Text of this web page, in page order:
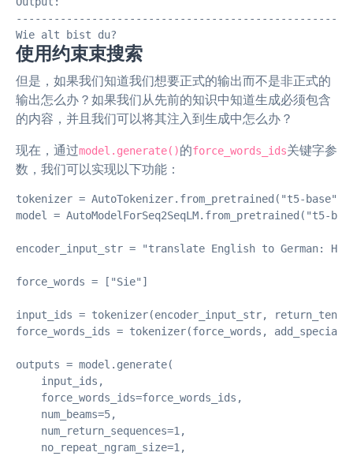
Wie alt bist du?
使用约束束搜索
但是，如果我们知道我们想要正式的输出而不是非正式的
输出怎么办？如果我们从先前的知识中知道生成必须包含
的内容，并且我们可以将其注入到生成中怎么办？
现在，通过model.generate()的force_words_ids关键字参
数，我们可以实现以下功能：
tokenizer = AutoTokenizer.from_pretrained("t5-base")
model = AutoModelForSeq2SeqLM.from_pretrained("t5-
encoder_input_str = "translate English to German:
force_words = ["Sie"]
input_ids = tokenizer(encoder_input_str,
force_words_ids = tokenizer(force_words,
outputs = model.generate(
    input_ids,
    force_words_ids=force_words_ids,
    num_beams=5,
    num_return_sequences=1,
    no_repeat_ngram_size=1,